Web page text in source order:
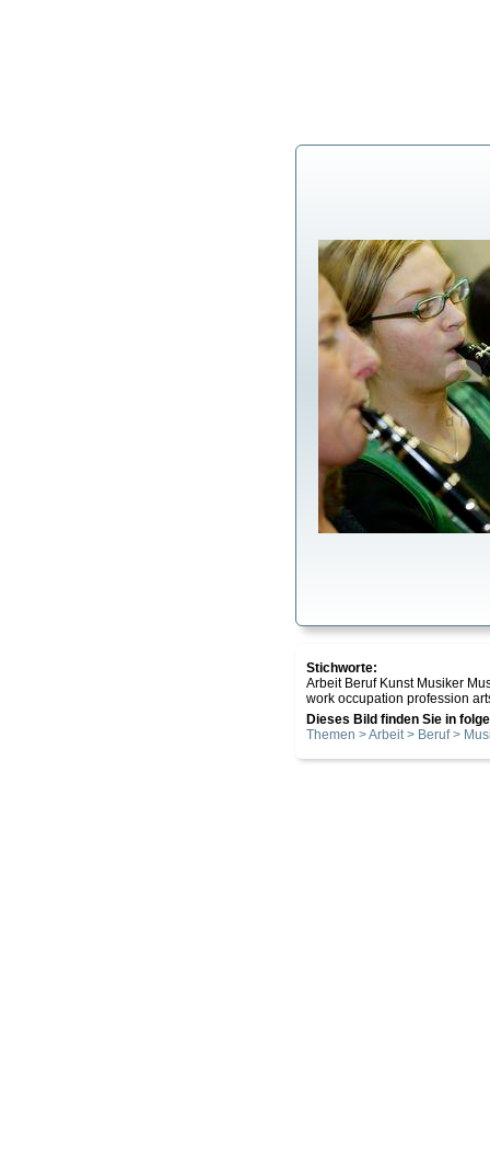
Stichworte:
Arbeit Beruf Kunst Musiker
work occupation profession
Dieses Bild finden Sie in
Themen > Arbeit > Beruf >